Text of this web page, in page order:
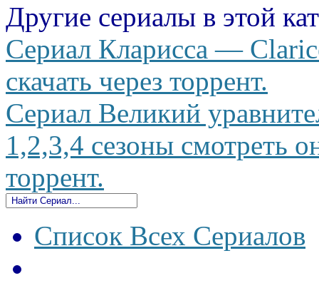
Другие сериалы в этой
Сериал Кларисса —
скачать через торрент.
Сериал Великий
1,2,3,4 сезоны смотреть
торрент.
Список Всех Сериалов